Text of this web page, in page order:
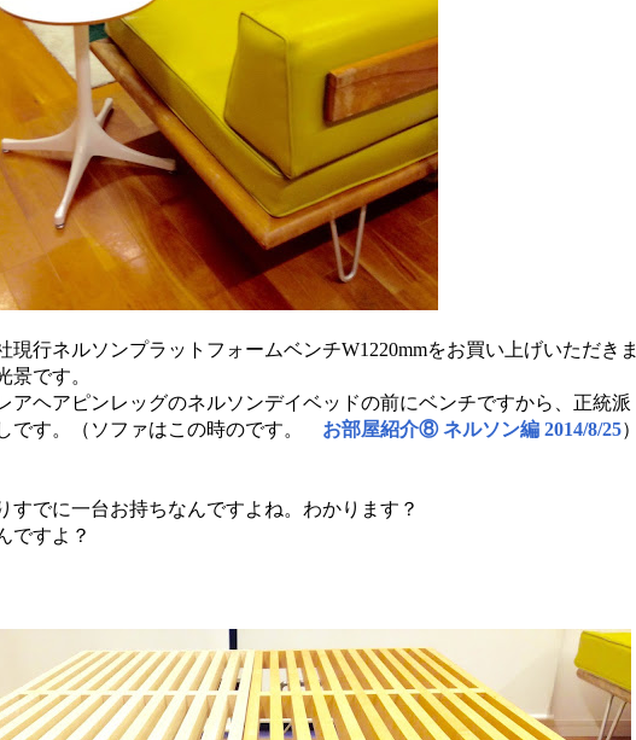
現行ネルソンプラットフォームベンチW1220mmをお買い上げいただきま
景です。
アヘアピンレッグのネルソンデイベッドの前にベンチですから、正統派
です。（ソファはこの時のです。
お部屋紹介⑧ ネルソン編 2014/8/25）
すでに一台お持ちなんですよね。わかります？
ですよ？